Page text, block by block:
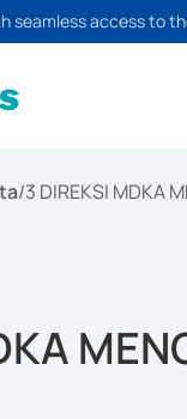
seamless access to
/3 DIREKSI MDKA